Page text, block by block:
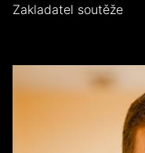
Zakladatel soutěže